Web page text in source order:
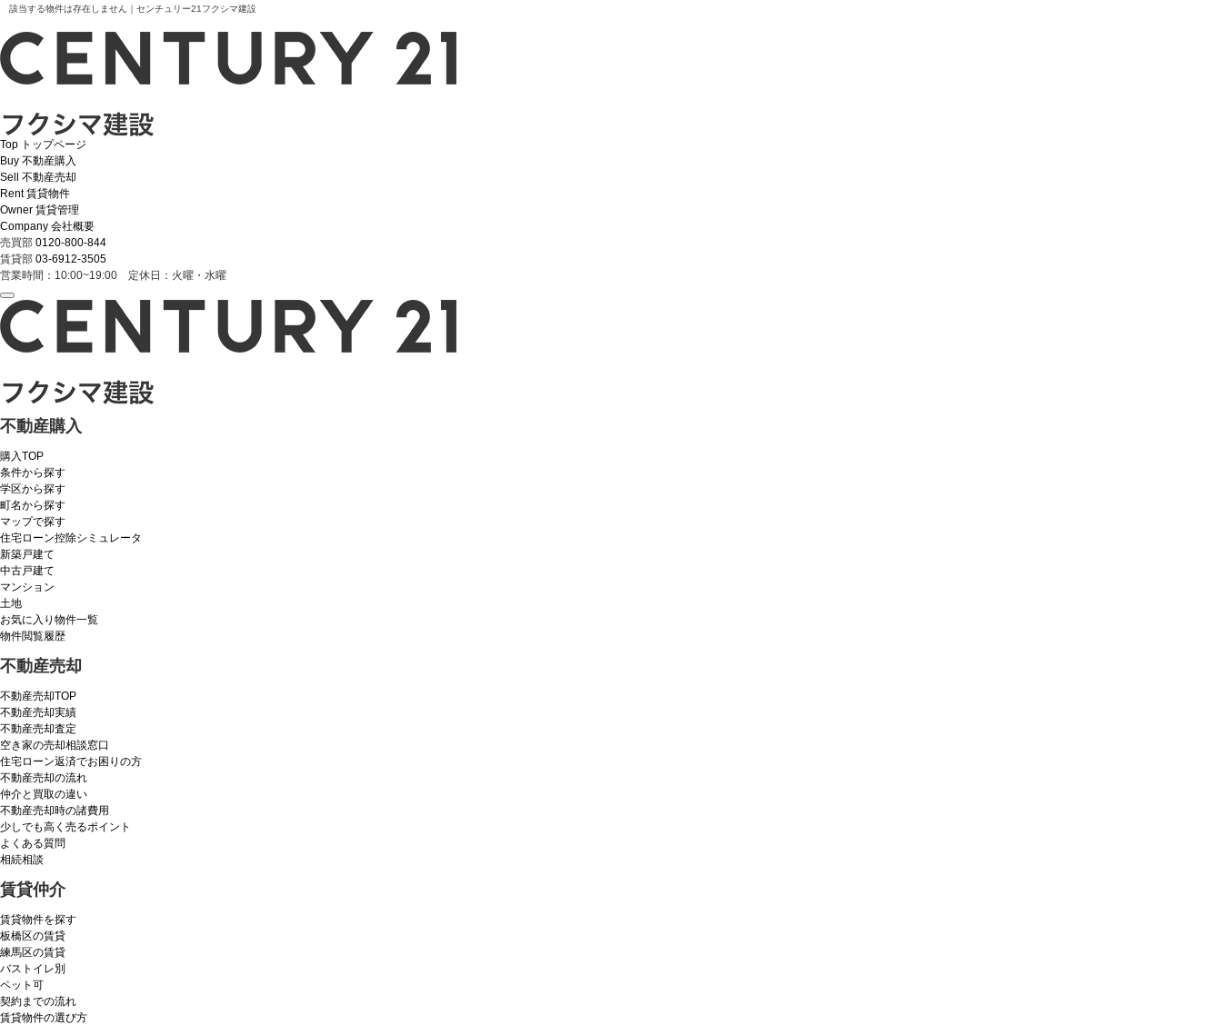
該当する物件は存在しません｜センチュリー21フクシマ建設
Top トップページ
Buy 不動産購入
Sell
不動産売却
Rent 賃貸物件
Owner 賃貸管理
Company 会社概要
売買部 0120-800-844
賃貸部 03-6912-3505
営業時間：10:00~19:00 定休日：火曜・水曜
不動産購入
購入TOP
条件から探す
学区から探す
町名から探す
マップで探す
住宅ローン控除シミュレータ
新築戸建て
中古戸建て
マンション
土地
お気に入り物件一覧
物件閲覧履歴
不動産売却
不動産売却TOP
不動産売却実績
不動産売却査定
空き家の売却相談窓口
住宅ローン返済でお困りの方
不動産売却の流れ
仲介と買取の違い
不動産売却時の諸費用
少しでも高く売るポイント
よくある質問
相続相談
賃貸仲介
賃貸物件を探す
板橋区の賃貸
練馬区の賃貸
バストイレ別
ペット可
契約までの流れ
賃貸物件の選び方